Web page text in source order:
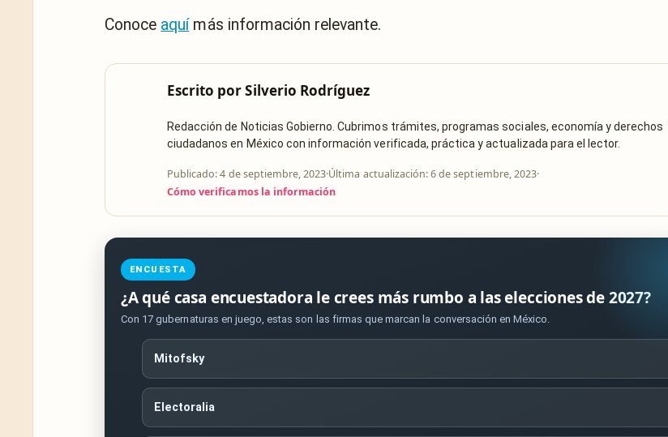
Conoce aquímás información relevante.
Escrito porSilverio Rodríguez
Redacción de Noticias Gobierno. Cubrimos trámites, programas sociales, economía y derechos
ciudadanos en México con información verificada, práctica y actualizada para el lector.
Publicado: 4 de septiembre, 2023·Última actualización: 6 de septiembre, 2023·
Cómo verificamos la información
ENCUESTA
¿A qué casa encuestadora le crees más rumbo a las elecciones de 2027?
Con 17 gubernaturas en juego, estas son las firmas que marcan la conversación en México.
Mitofsky
Electoralia